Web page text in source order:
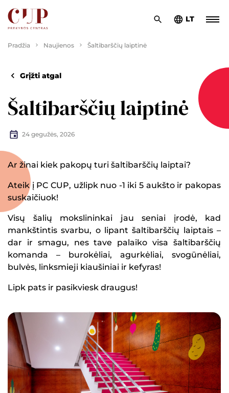
LT
Pradžia Naujienos Šaltibarščių laiptinė
Grįžti atgal
Šaltibarščių laiptinė
24 gegužės, 2026
Ar žinai kiek pakopų turi šaltibarščių laiptai?
Ateik į PC CUP, užlipk nuo -1 iki 5 aukšto ir pakopas
suskaičiuok!
Visų šalių mokslininkai jau seniai įrodė, kad
mankštintis svarbu, o lipant šaltibarščių laiptais –
dar ir smagu, nes tave palaiko visa šaltibarščių
komanda – burokėliai, agurkėliai, svogūnėliai,
bulvės, linksmieji kiaušiniai ir kefyras!
Lipk pats ir pasikviesk draugus!